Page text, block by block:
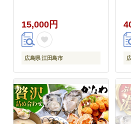
田島市/株式会社かなわ
[XBP053] 牡蠣
15,000円
広島県 江田島市